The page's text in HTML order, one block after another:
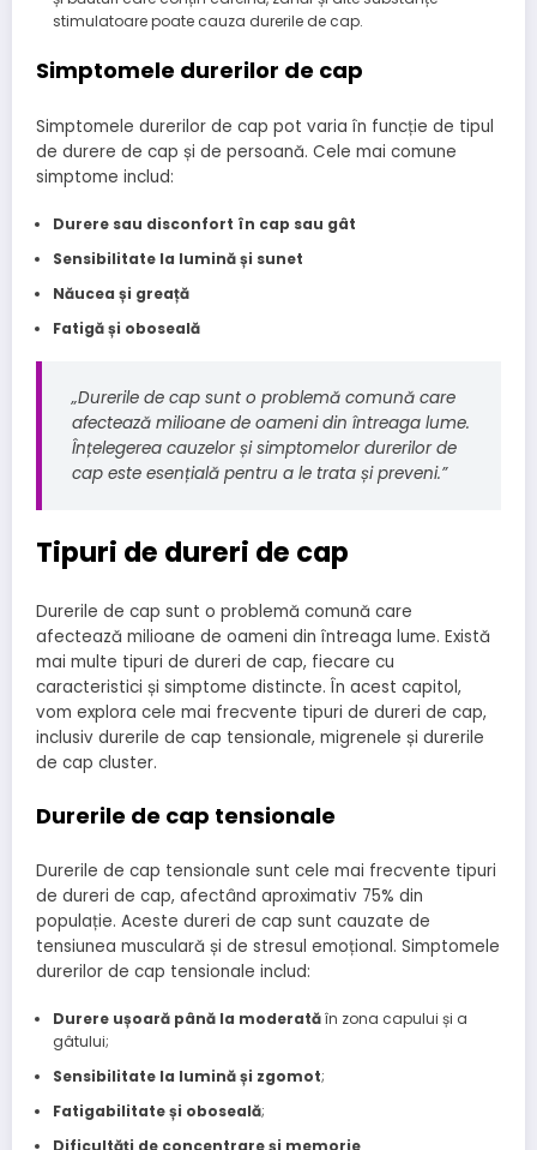
stimulatoare poate cauza durerile de cap.
Simptomele durerilor de cap
Simptomele durerilor de cap pot varia în funcție de tipul
de durere de cap și de persoană. Cele mai comune
simptome includ:
Durere sau disconfort în cap sau gât
Sensibilitate la lumină și sunet
Năucea și greață
Fatigă și oboseală
„Durerile de cap sunt o problemă comună care
afectează milioane de oameni din întreaga lume.
Înțelegerea cauzelor și simptomelor durerilor de
cap este esențială pentru a le trata și preveni.”
Tipuri de dureri de cap
Durerile de cap sunt o problemă comună care
afectează milioane de oameni din întreaga lume. Există
mai multe tipuri de dureri de cap, fiecare cu
caracteristici și simptome distincte. În acest capitol,
vom explora cele mai frecvente tipuri de dureri de cap,
inclusiv durerile de cap tensionale, migrenele și durerile
de cap cluster.
Durerile de cap tensionale
Durerile de cap tensionale sunt cele mai frecvente tipuri
de dureri de cap, afectând aproximativ 75% din
populație. Aceste dureri de cap sunt cauzate de
tensiunea musculară și de stresul emoțional. Simptomele
durerilor de cap tensionale includ:
Durere ușoară până la moderatăîn zona capului și a
gâtului;
Sensibilitate la lumină și zgomot;
Fatigabilitate și oboseală;